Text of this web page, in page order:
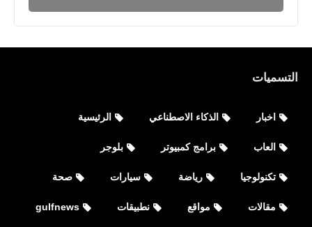
التسميات
اخبار الذكاء الاصطناعي الرئيسية
العاب برامج كمبيوتر بلوجر
تكنولوجيا رياضة سيارات صحة
مقالات مواقع نطبيقات gulfnews